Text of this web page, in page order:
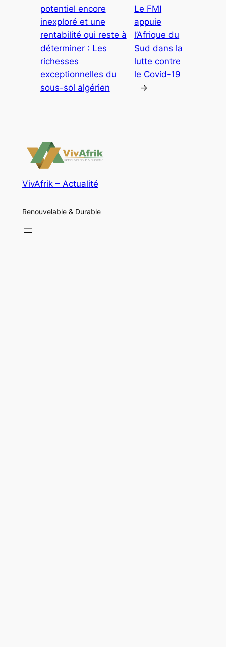
potentiel encore
inexploré et une
rentabilité qui reste à
déterminer : Les
richesses
exceptionnelles du
sous-sol algérien
Le FMI
appuie
l’Afrique du
Sud dans la
lutte contre
le Covid-19
→
VivAfrik – Actualité
Renouvelable & Durable